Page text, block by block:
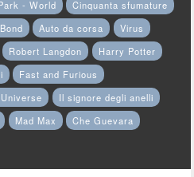
- World
Cinquanta sfumature
Auto da corsa
Virus
Robert Langdon
Harry Potter
Fast and Furious
Il signore degli anelli
Mad Max
Che Guevara